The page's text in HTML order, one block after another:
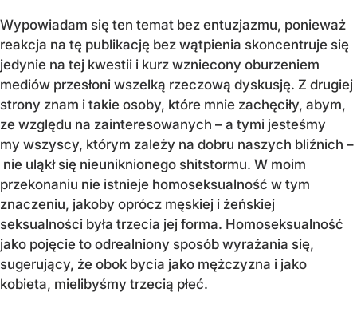
Wypowiadam się ten temat bez entuzjazmu, ponieważ
reakcja na tę publikację bez wątpienia skoncentruje się
jedynie na tej kwestii i kurz wzniecony oburzeniem
mediów przesłoni wszelką rzeczową dyskusję. Z drugiej
strony znam i takie osoby, które mnie zachęciły, abym,
ze względu na zainteresowanych – a tymi jesteśmy
my wszyscy, którym zależy na dobru naszych bliźnich –
nie uląkł się nieuniknionego shitstormu. W moim
przekonaniu nie istnieje homoseksualność w tym
znaczeniu, jakoby oprócz męskiej i żeńskiej
seksualności była trzecia jej forma. Homoseksualność
jako pojęcie to odrealniony sposób wyrażania się,
sugerujący, że obok bycia jako mężczyzna i jako
kobieta, mielibyśmy trzecią płeć.